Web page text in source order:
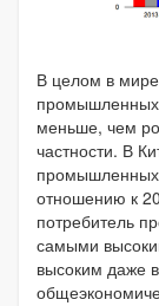
В целом в мире
промышленных
меньше, чем
частности. В
промышленных
отношению к
потребитель
самыми
высоким даже